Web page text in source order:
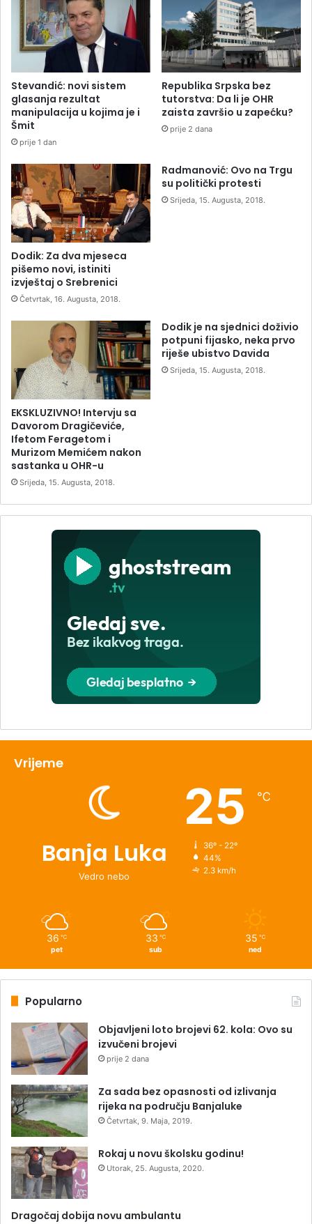
Stevandić: novi sistem
glasanja rezultat
manipulacija u kojima je i
Šmit
prije 1 dan
Republika Srpska bez
tutorstva: Da li je OHR
zaista završio u zapećku?
prije 2 dana
Dodik: Za dva mjeseca
pišemo novi, istiniti
izvještaj o Srebrenici
Četvrtak, 16. Augusta, 2018.
Radmanović: Ovo na Trgu
su politički protesti
Srijeda, 15. Augusta, 2018.
EKSKLUZIVNO! Intervju sa
Davorom Dragičeviće,
Ifetom Feragetom i
Murizom Memićem nakon
sastanka u OHR-u
Srijeda, 15. Augusta, 2018.
Dodik je na sjednici doživio
potpuni fijasko, neka prvo
riješe ubistvo Davida
Srijeda, 15. Augusta, 2018.
Vrijeme
Banja Luka
Vedro nebo
25 ℃
36º - 22º
44%
2.3 km/h
36 ℃
pet
33 ℃
sub
35 ℃
ned
Popularno
Objavljeni loto brojevi 62. kola: Ovo su
izvučeni brojevi
prije 2 dana
Za sada bez opasnosti od izlivanja
rijeka na području Banjaluke
Četvrtak, 9. Maja, 2019.
Rokaj u novu školsku godinu!
Utorak, 25. Augusta, 2020.
Dragočaj dobija novu ambulantu